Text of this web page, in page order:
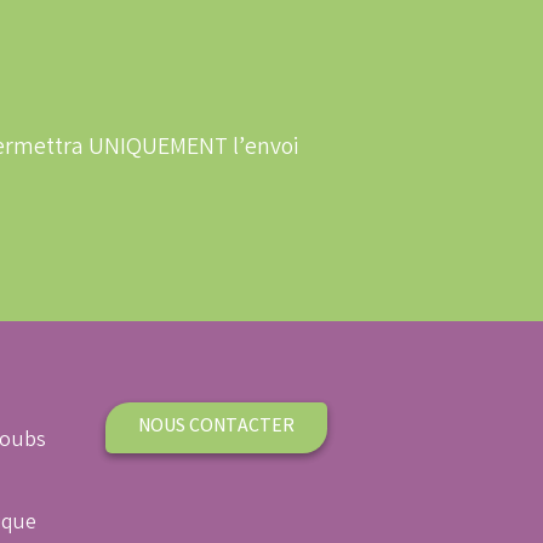
UNIQUEMENT l’envoi
NOUS CONTACTER